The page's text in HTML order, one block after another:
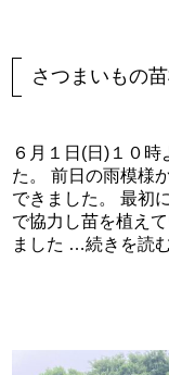
さつまいもの
６月１日(日)１０
た。 前日の雨模様
できました。 最初
で協力し苗を植え
ました …続きを読